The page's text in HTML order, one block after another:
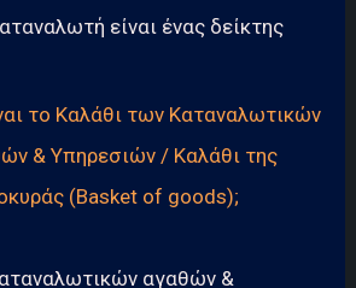
είναι ένας δείκτης
το Καλάθι των Καταναλωτικών
& Υπηρεσιών / Καλάθι της
(Basket of goods);
αγαθών &